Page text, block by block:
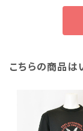
こちらの商品は